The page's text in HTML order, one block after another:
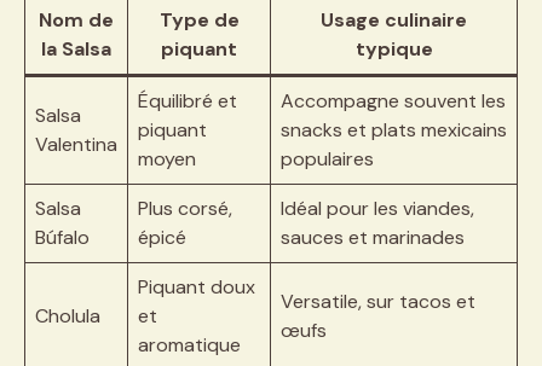
Nom de
la Salsa
Type de
piquant
Usage culinaire
typique
Salsa
Valentina
Équilibré et
piquant
moyen
Accompagne souvent les
snacks et plats mexicains
populaires
Salsa
Búfalo
Plus corsé,
épicé
Idéal pour les viandes,
sauces et marinades
Cholula
Piquant doux
et
aromatique
Versatile, sur tacos et
œufs